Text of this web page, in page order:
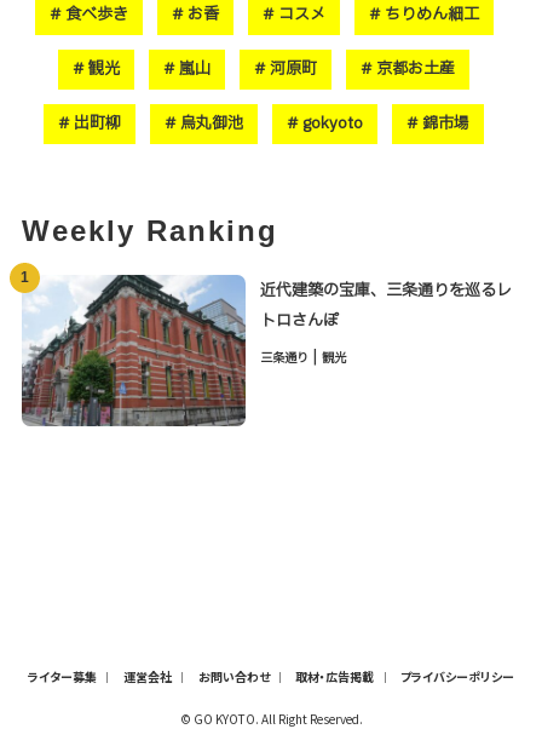
食べ歩き お香 コスメ ちりめん細工
観光 嵐山 河原町 京都お土産
出町柳 烏丸御池 gokyoto 錦市場
Weekly Ranking
1
近代建築の宝庫、三条通りを巡るレ
トロさんぽ
三条通り | 観光
ライター募集 運営会社 お問い合わせ 取材・広告掲載 プライバシーポリシー
© GO KYOTO. All Right Reserved.